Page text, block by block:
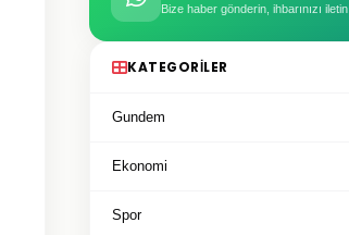
Bize haber gönderin, ihbarınızı iletin
KATEGORILER
Gundem
Ekonomi
Spor